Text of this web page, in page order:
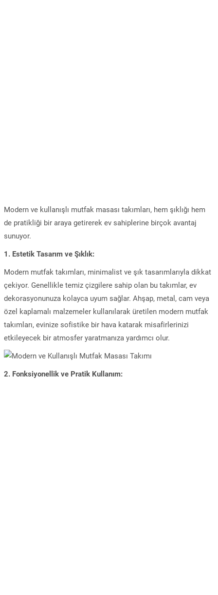
Modern ve kullanışlı mutfak masası takımları, hem şıklığı hem
de pratikliği bir araya getirerek ev sahiplerine birçok avantaj
sunuyor.
1. Estetik Tasarım ve Şıklık:
Modern mutfak takımları, minimalist ve şık tasarımlarıyla dikkat
çekiyor. Genellikle temiz çizgilere sahip olan bu takımlar, ev
dekorasyonunuza kolayca uyum sağlar. Ahşap, metal, cam veya
özel kaplamalı malzemeler kullanılarak üretilen modern mutfak
takımları, evinize sofistike bir hava katarak misafirlerinizi
etkileyecek bir atmosfer yaratmanıza yardımcı olur.
2. Fonksiyonellik ve Pratik Kullanım: